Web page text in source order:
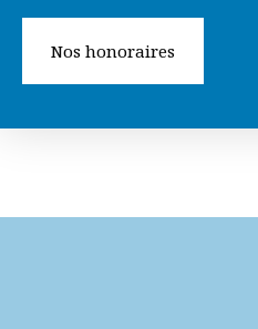
Nos honoraires